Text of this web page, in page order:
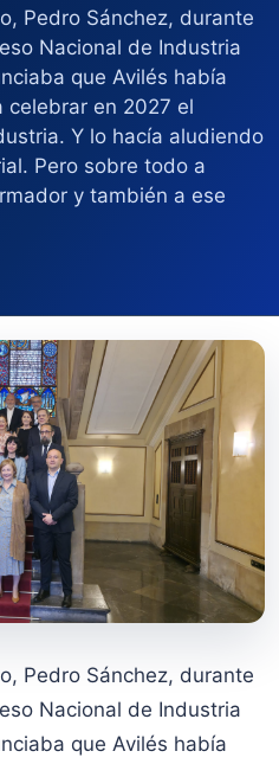
Pedro Sánchez, durante
Nacional de Industria
que Avilés había
celebrar en 2027 el
Y lo hacía aludiendo
Pero sobre todo a
y también a ese
Pedro Sánchez, durante
Nacional de Industria
que Avilés había